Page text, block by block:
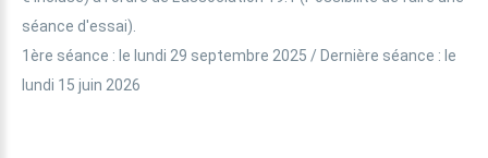
séance d'essai).
1ère séance : le lundi 29 septembre 2025 / Dernière séance : le
lundi 15 juin 2026